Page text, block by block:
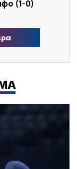
(1-0)